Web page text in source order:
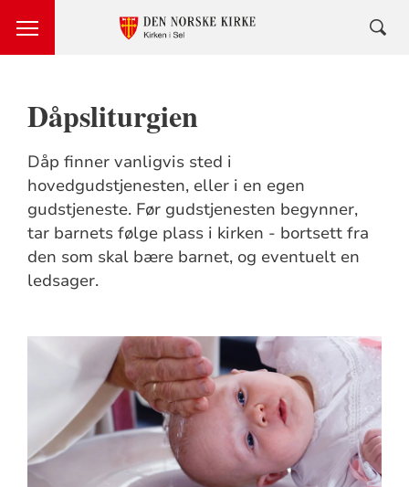
Dåpsliturgien
Dåp finner vanligvis sted i
hovedgudstjenesten, eller i en egen
gudstjeneste. Før gudstjenesten begynner,
tar barnets følge plass i kirken - bortsett fra
den som skal bære barnet, og eventuelt en
ledsager.